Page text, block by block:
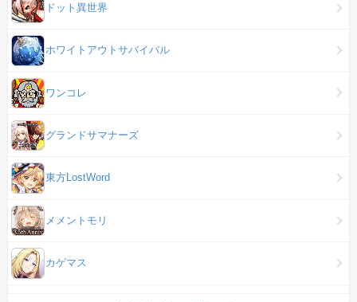
ドット異世界
ホワイトアウトサバイバル
ワンコレ
グランドサマナーズ
東方LostWord
メメントモリ
カゲマス